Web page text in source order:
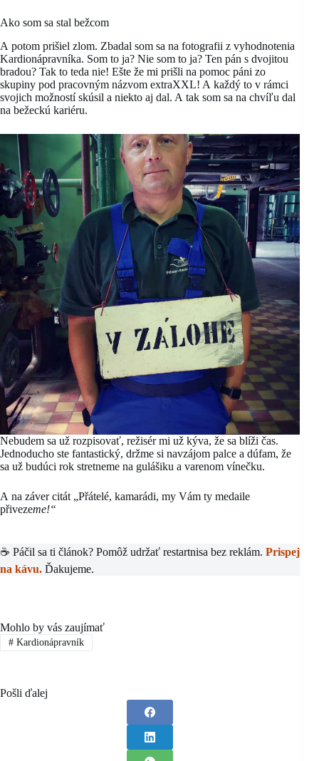
Ako som sa stal bežcom
A potom prišiel zlom. Zbadal som sa na fotografii z vyhodnotenia
Kardionápravníka. Som to ja? Nie som to ja? Ten pán s dvojitou
bradou? Tak to teda nie! Ešte že mi prišli na pomoc páni zo
skupiny pod pracovným názvom extraXXL! A každý to v rámci
svojich možností skúsil a niekto aj dal. A tak som sa na chvíľu dal
na bežeckú kariéru.
Nebudem sa už rozpisovať, režisér mi už kýva, že sa blíži čas.
Jednoducho ste fantastický, držme si navzájom palce a dúfam, že
sa už budúci rok stretneme na gulášiku a varenom vínečku.
A na záver citát „Přátelé, kamarádi, my Vám ty medaile
přivezeme!“
☕ Páčil sa ti článok? Pomôž udržať restartnisa bez reklám. Prispej
na kávu. Ďakujeme.
Mohlo by vás zaujímať
#Kardionápravník
Pošli ďalej